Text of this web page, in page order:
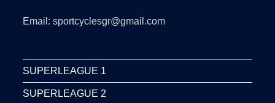
Email: sportcyclesgr@gmail.com
SUPERLEAGUE 1
SUPERLEAGUE 2